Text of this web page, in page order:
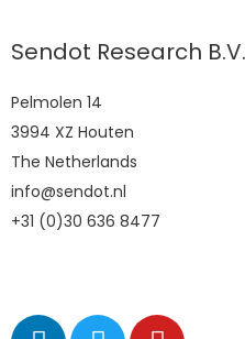
Sendot Research B.V.
Pelmolen 14
3994 XZ Houten
The Netherlands
info@sendot.nl
+31 (0)30 636 8477